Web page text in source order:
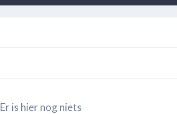
Er is hier nog niets